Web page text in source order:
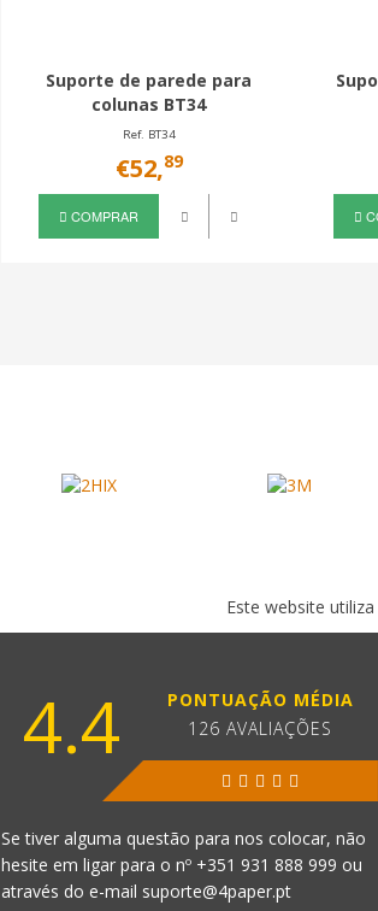
Suporte de parede para
colunas BT34
Ref. BT34
€52,89
COMPRAR
Este website
4.4
PONTUAÇÃO MÉDIA
126 AVALIAÇÕES
Se tiver alguma questão para nos colocar, não
hesite em ligar para o nº +351 931 888 999 ou
através do e-mail suporte@4paper.pt